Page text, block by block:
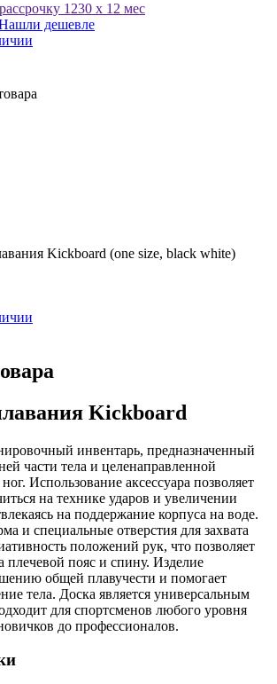
1230 x 12 мес
дешевле
Kickboard (one size, black white)
Kickboard
инвентарь, предназначенный
части тела и целенаправленной
Использование аксессуара позволяет
на технике ударов и увеличении
на поддержание корпуса на воде.
и специальные отверстия для захвата
положений рук, что позволяет
плечевой пояс и спину. Изделие
общей плавучести и помогает
тела. Доска является универсальным
для спортсменов любого уровня
до профессионалов.